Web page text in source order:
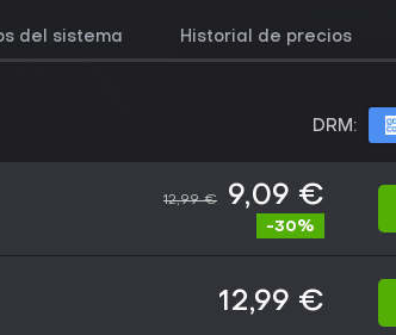
del sistema Historial de precios
DRM:
12,99 € 9,09 €
-30%
12,99 €